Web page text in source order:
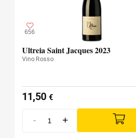
656
Ultreia Saint Jacques 2023
Vino Rosso
11,50 €
- +